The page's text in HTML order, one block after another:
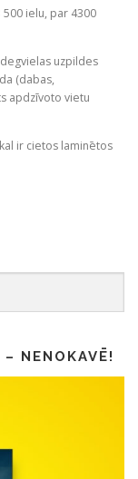
ielu, par 4300
uzpildes
(dabas,
apdzīvoto vietu
ir cietos laminētos
NENOKAVĒ!